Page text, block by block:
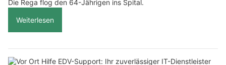
Die Rega flog den 64-Jährigen ins Spital.
Weiterlesen